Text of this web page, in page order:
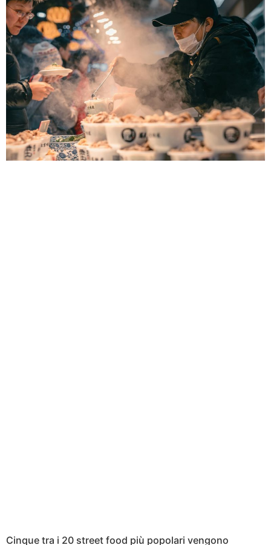
Cinque tra i 20 street food più popolari vengono